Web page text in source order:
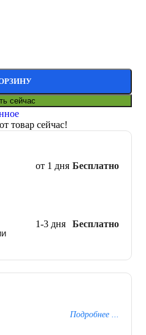
сейчас
товар сейчас!
от 1 дня Бесплатно
1-3 дня Бесплатно
Подробнее ...